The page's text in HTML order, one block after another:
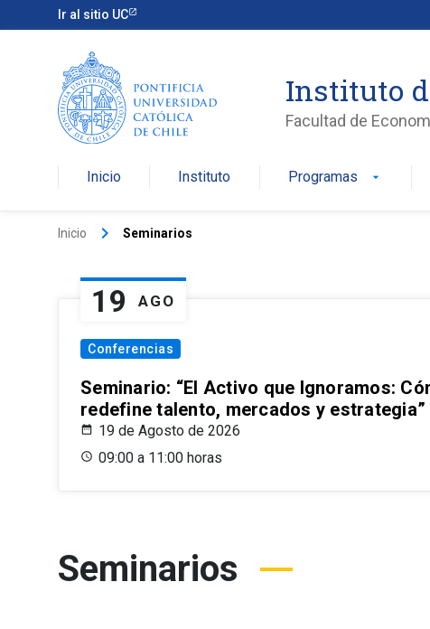
Ir al sitio UC
Instituto
Facultad de
Inicio Instituto Programas arrow_drop_down
Inicio keyboard_arrow_right Seminarios
19 AGO
Conferencias
Seminario: “El Activo que Ignoramos:
redefine talento, mercados y estrategia”
19 de Agosto de 2026
09:00 a 11:00 horas
Seminarios